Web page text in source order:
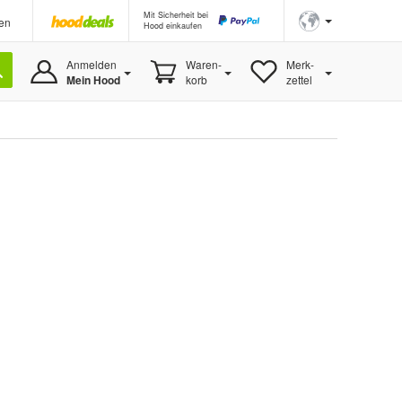
Mit Sicherheit bei
Hood einkaufen
Anmelden
Mein Hood
Waren-
korb
Merk-
zettel